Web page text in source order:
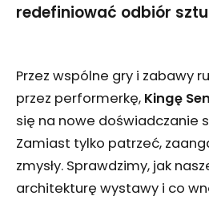
redefiniować odbiór
Przez wspólne gry i zabawy
przez performerkę, Kingę
się na nowe doświadczanie
Zamiast tylko patrzeć,
zmysły. Sprawdzimy, jak
architekturę wystawy i co